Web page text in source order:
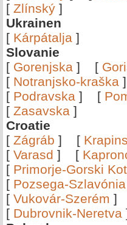
[ Zlínský ]
Ukrainen
[ Kárpátalja ]
Slovanie
[ Gorenjska ] [
[ Notranjsko-kraška
[ Podravska ] [
[ Zasavska ]
Croatie
[ Zágráb ] [
[ Varasd ] [
[ Primorje-Gorski
[ Pozsega-Szlavónia
[ Vukovár-Szerém ]
[ Dubrovnik-Neretva